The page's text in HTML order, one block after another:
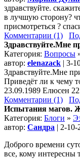
здравствуйте.
в лучшую сторону?
присмотреться ?
Комментарии (1)
Здравствуйте.Мне
Категория: Вопросы
автор: elenazack | 3-
Здравствуйте.Мне
Приведёт ли к чему
23.09.1989 Елюсен
Комментарии (1)
Испытания магов.
Категория: Блоги »
автор: Сандра | 2-10-
Доброго времени
все, кому интересны